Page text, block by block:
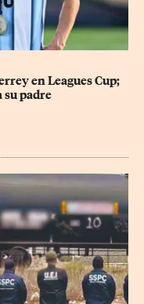
en Leagues Cup;
su padre